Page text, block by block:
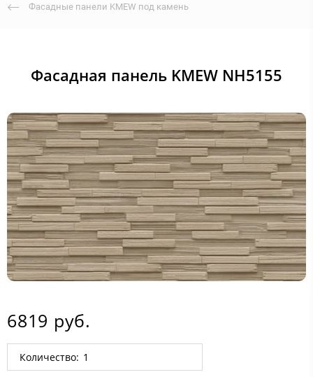
Фасадные панели KMEW под камень
Фасадная панель KMEW NH5155
6819 руб.
Количество: